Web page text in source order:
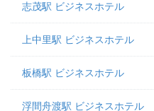
志茂駅 ビジネスホテル
上中里駅 ビジネスホテル
板橋駅 ビジネスホテル
浮間舟渡駅 ビジネスホテル